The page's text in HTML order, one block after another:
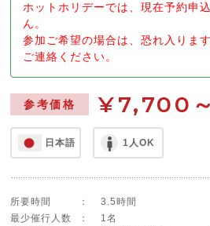
ホットホリデーでは、現在予約申
ん。
参加ご希望の場合は、恐れ入りま
ご連絡ください。
参考価格 ¥7,700～
日本語 1人OK
所要時間 ：
3.5時間
最少催行人数
：
1名